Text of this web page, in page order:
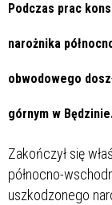
Podczas prac
narożnika
obwodowego
górnym w
Zakończył się
północno-
uszkodzonego